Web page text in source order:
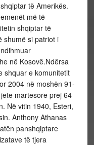
të Amerikës.
më të
shqiptar të
shumë si patriot i
në Kosovë.Ndërsa
shquar e komunitetit
2004 në moshën 91-
martesore prej 64
Në vitin 1940, Esteri,
Anthony Athanas
panshqiptare
të tjera